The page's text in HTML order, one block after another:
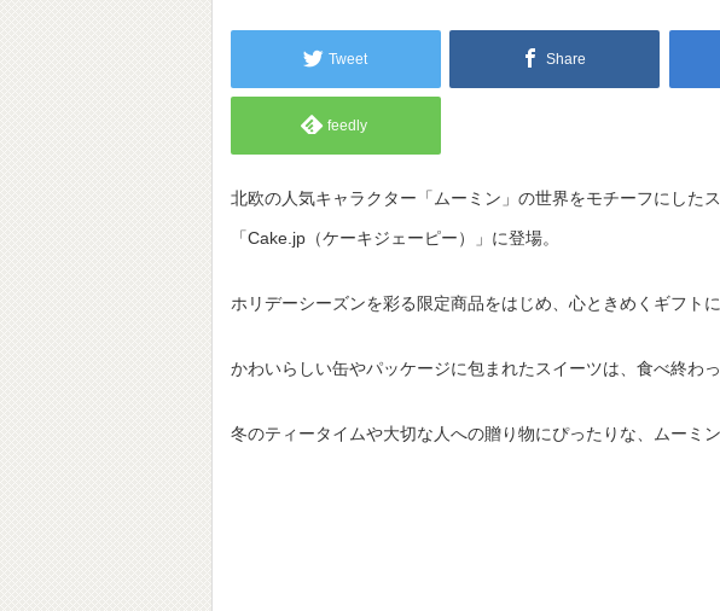
Tweet Share
feedly
北欧の人気キャラクター「ムーミン」の世界をモチーフにした
「Cake.jp（ケーキジェーピー）」に登場。
ホリデーシーズンを彩る限定商品をはじめ、心ときめくギフト
かわいらしい缶やパッケージに包まれたスイーツは、食べ終わ
冬のティータイムや大切な人への贈り物にぴったりな、ムーミ